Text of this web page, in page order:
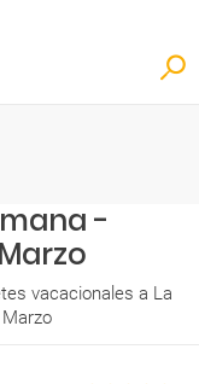
-
vacacionales a La